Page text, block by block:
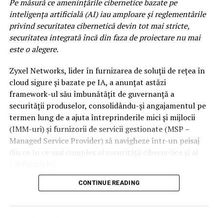
precum DE’WAYNE, Noga Erez sau Jalen Ngonda, trei
dintre cele mai interesante voci ale muzicii
contemporane, acoperind o paleta larga de genuri
muzicale.
care urmaresc scena muzicala inainte ca aceasta sa
ajunga in mainstream. Indie, electronic, alternative si
proiecte experimentale coexista intr-un line-up care
pune reflectorul pe noua generatie de artisti si pe
directiile in care se indreapta muzica internationala. Pe
aceasta scena va urca si 2hollis, fenomenul alternativ al
noii generatii, dar si proiecte muzicale precum ZEP,
Electro Punk Clubrevine pentru al doilea an si
continua sa fie una dintre cele mai spectaculoase
Pe măsură ce amenințările cibernetice bazate pe
inteligența artificială (AI) iau amploare și reglementările
privind securitatea cibernetică devin tot mai stricte,
securitatea integrată încă din faza de proiectare nu mai
este o alegere.
Zyxel Networks, lider în furnizarea de soluții de rețea în
cloud sigure și bazate pe IA, a anunțat astăzi
framework-ul său îmbunătățit de guvernanță a
securității produselor, consolidându-și angajamentul pe
termen lung de a ajuta întreprinderile mici și mijlocii
(IMM-uri) și furnizorii de servicii gestionate (MSP –
Managed Service Provider) să navigheze într-un peisaj
din ce în ce mai complex al securității cibernetice și al
Legea UE privind reziliența cibernetică (Cyber Resilience
redefinit responsabilitatea privind produsele, impunând
CONTINUE READING